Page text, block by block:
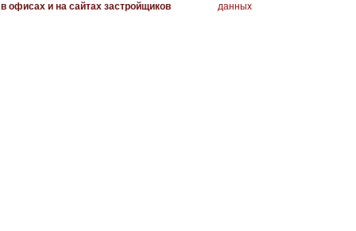
в офисах и на сайтах застройщиков
данных